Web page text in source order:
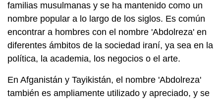
familias musulmanas y se ha mantenido como un
nombre popular a lo largo de los siglos. Es común
encontrar a hombres con el nombre 'Abdolreza' en
diferentes ámbitos de la sociedad iraní, ya sea en la
política, la academia, los negocios o el arte.
En Afganistán y Tayikistán, el nombre 'Abdolreza'
también es ampliamente utilizado y apreciado, y se